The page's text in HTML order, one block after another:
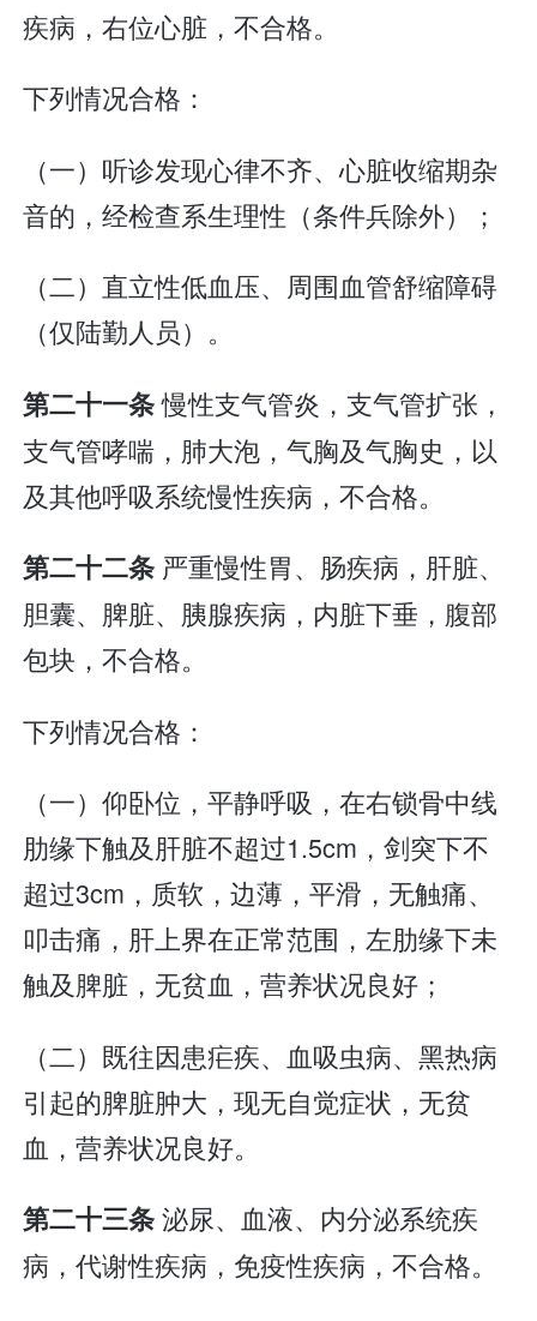
疾病，右位心脏，不合格。
下列情况合格：
（一）听诊发现心律不齐、心脏收缩期杂
音的，经检查系生理性（条件兵除外）；
（二）直立性低血压、周围血管舒缩障碍
（仅陆勤人员）。
第二十一条慢性支气管炎，支气管扩张，
支气管哮喘，肺大泡，气胸及气胸史，以
及其他呼吸系统慢性疾病，不合格。
第二十二条 严重慢性胃、肠疾病，肝脏、
胆囊、脾脏、胰腺疾病，内脏下垂，腹部
包块，不合格。
下列情况合格：
（一）仰卧位，平静呼吸，在右锁骨中线
肋缘下触及肝脏不超过1.5cm，剑突下不
超过3cm，质软，边薄，平滑，无触痛、
叩击痛，肝上界在正常范围，左肋缘下未
触及脾脏，无贫血，营养状况良好；
（二）既往因患疟疾、血吸虫病、黑热病
引起的脾脏肿大，现无自觉症状，无贫
血，营养状况良好。
第二十三条泌尿、血液、内分泌系统疾
病，代谢性疾病，免疫性疾病，不合格。